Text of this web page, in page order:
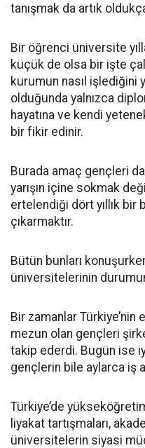
tanışmak da artık
Bir öğrenci üniversite
küçük de olsa bir işte
kurumun nasıl işlediğini
olduğunda yalnızca
hayatına ve kendi
bir fikir edinir.
Burada amaç gençleri
yarışın içine sokmak
ertelendiği dört yıllık bir
çıkarmaktır.
Bütün bunları
üniversitelerinin
Bir zamanlar
mezun olan gençleri
takip ederdi. Bugün ise
gençlerin bile aylarca iş
Türkiye’de
liyakat tartışmaları,
üniversitelerin siyasi